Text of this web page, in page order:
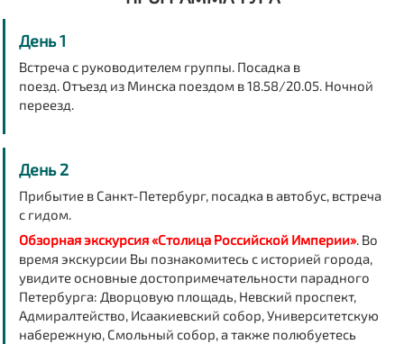
День 1
Встреча с руководителем группы. Посадка в
поезд. Отъезд из Минска поездом в 18.58/20.05.Ночной
переезд.
День 2
Прибытие в Санкт-Петербург, посадка в автобус, встреча
с гидом.
Обзорная экскурсия «Столица Российской Империи».Во
время экскурсии Вы познакомитесь с историей города,
увидите основные достопримечательности парадного
Петербурга: Дворцовую площадь, Невский проспект,
Адмиралтейство, Исаакиевский собор, Университетскую
набережную, Смольный собор, а также полюбуетесь